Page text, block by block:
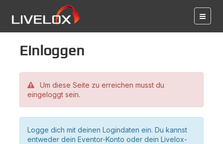
Einloggen
Um diese Seite zu erreichen musst du
eingeloggt sein.
Logge dich mit deinen Logindaten ein. Du kannst
entweder dein Eventor-Konto oder dein Livelox-